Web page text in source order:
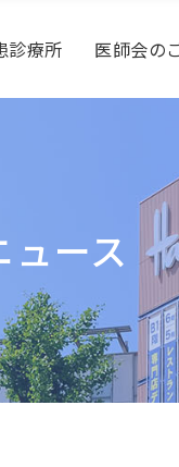
診療所 医師会の
ュース